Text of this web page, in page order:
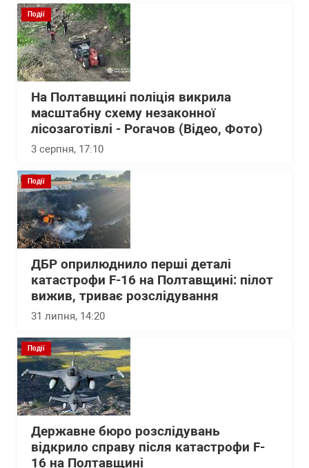
Події
На Полтавщині поліція викрила
масштабну схему незаконної
лісозаготівлі - Рогачов (Відео, Фото)
3 серпня, 17:10
Події
ДБР оприлюднило перші деталі
катастрофи F-16 на Полтавщині: пілот
вижив, триває розслідування
31 липня, 14:20
Події
Державне бюро розслідувань
відкрило справу після катастрофи F-
16 на Полтавщині